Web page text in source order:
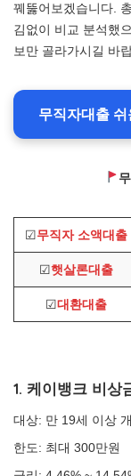
꿰뚫어보겠습니다.
김없이 비교 분석했
보만 골라가시길 바
무직자대출
☑무직자 소액대출
☑햇살론대출
☑대환대출
1. 케이뱅크 비상
대상: 만 19세 이상
한도: 최대 300만원